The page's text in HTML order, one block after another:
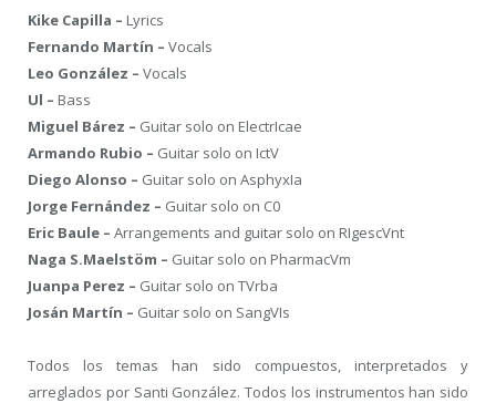
Kike Capilla – Lyrics
Fernando Martín – Vocals
Leo González – Vocals
Ul – Bass
Miguel Bárez – Guitar solo on ElectrIcae
Armando Rubio – Guitar solo on IctV
Diego Alonso – Guitar solo on AsphyxIa
Jorge Fernández – Guitar solo on C0
Eric Baule – Arrangements and guitar solo on RIgescVnt
Naga S.Maelstöm – Guitar solo on PharmacVm
Juanpa Perez – Guitar solo on TVrba
Josán Martín – Guitar solo on SangVIs
Todos los temas han sido compuestos, interpretados y
arreglados por Santi González. Todos los instrumentos han sido